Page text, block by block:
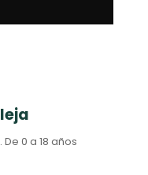
De 0 a 18 años